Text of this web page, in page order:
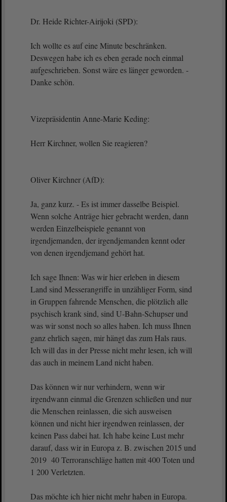
Dr. Heide Richter-Airijoki (SPD):
Ich wollte es auf eine Minute beschränken.
Deswegen habe ich es eben gerade noch einmal
aufgeschrieben. Sonst wäre es länger geworden. -
Danke schön.
Vizepräsidentin Anne-Marie Keding:
Herr Kirchner, wollen Sie reagieren?
Oliver Kirchner (AfD):
Ja, ganz kurz. - Es ist immer dasselbe Beispiel.
Wenn solche Anträge hier gebracht werden, dann
werden Einzelbeispiele genannt von
irgendjemanden, der irgendjemanden kennt oder
von denen irgendjemand gehört hat.
Ich sage Ihnen: Was wir hier erleben in diesem
Land sind Messerangriffe in unzähliger Form, sind
in Gruppen fahrende Menschen, die plötzlich alle
psychisch krank sind, sind U-Bahn-Schupser und
was wir sonst noch so alles haben. Ich muss Ihnen
ganz ehrlich sagen, mir hängt das zum Hals raus.
Ich will das in der Presse nicht mehr lesen, ich will
das auch in meinem Land nicht haben.
Das können wir nur verhindern, wenn wir
irgendwann einmal die Grenzen schließen und nur
die Menschen reinlassen, die sich ausweisen
können und nicht hier irgendwen reinlassen, der
keinen Pass dabei hat. Ich habe keine Lust mehr
darauf, dass wir in Europa z. B. zwischen 2015 und
2019 40 Terroranschläge hatten mit 400 Toten und
1 200 Verletzten.
Das möchte ich hier nicht mehr haben in Europa.